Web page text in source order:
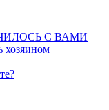
С ВАМИ
хозяином